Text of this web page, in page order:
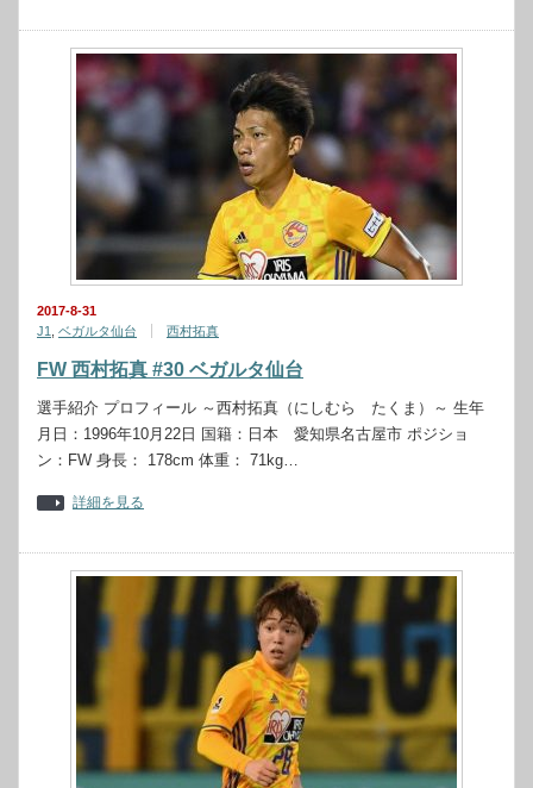
2017-8-31
J1
ベガルタ仙台 西村拓真
FW 西村拓真 #30 ベガルタ仙台
選手紹介 プロフィール ～西村拓真（にしむら たくま）～ 生年
月日：1996年10月22日 国籍：日本 愛知県名古屋市 ポジショ
ン：FW 身長： 178cm 体重： 71kg…
詳細を見る